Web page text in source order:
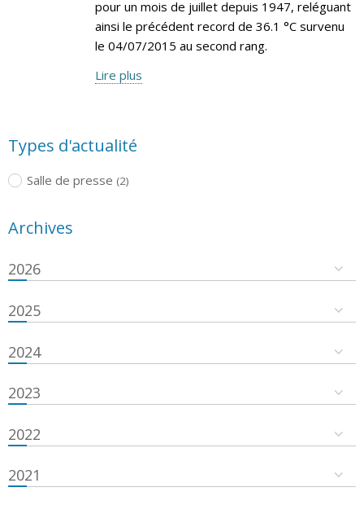
pour un mois de juillet depuis 1947, reléguant
ainsi le précédent record de 36.1 °C survenu
le 04/07/2015 au second rang.
Lire plus
Types d'actualité
Salle de presse (2)
Archives
2026
2025
2024
2023
2022
2021